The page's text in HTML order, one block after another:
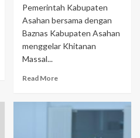
Pemerintah Kabupaten
Asahan bersama dengan
Baznas Kabupaten Asahan
menggelar Khitanan
Massal...
Read More